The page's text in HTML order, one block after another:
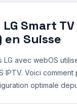
Smart TV
en Suisse
LG avec webOS
IPTV. Voici
optimale